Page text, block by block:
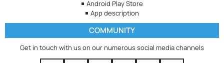
Android Play Store
App description
COMMUNITY
Get in touch with us on our numerous social media channels